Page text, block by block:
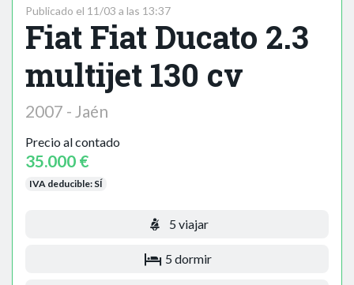
Publicado el 11/03 a las 13:37
Fiat Fiat Ducato 2.3
multijet 130 cv
2007 - Jaén
Precio al contado
35.000 €
IVA deducible: SÍ
5 viajar
5 dormir